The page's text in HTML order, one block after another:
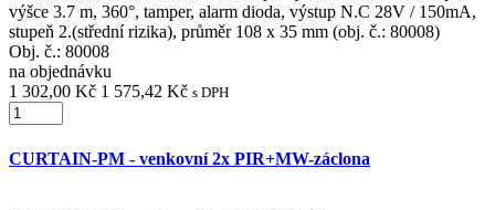
výšce 3.7 m, 360°, tamper, alarm dioda, výstup N.C 28V / 150mA,
stupeň 2.(střední rizika), průměr 108 x 35 mm (obj. č.: 80008)
Obj. č.: 80008
na objednávku
1 302,00 Kč 1 575,42 Kč s DPH
CURTAIN-PM - venkovní 2x PIR+MW-záclona